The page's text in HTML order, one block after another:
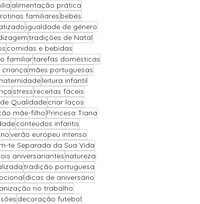
alimentação prática
rotinas familiares bebés
igualdade de género
tradições de Natal
comidas e bebidas
familiartarefas domésticas
criança mães portuguesas
leitura infantil
stress receitas fáceis
Qualidadecriar laços
mãe-filho Princesa Tiana
conteúdos infantis
verão europeu intenso
te Separada da Sua Vida
aniversariantes natureza
tradição portuguesa
dicas de aniversário
no trabalho
decoração futebol